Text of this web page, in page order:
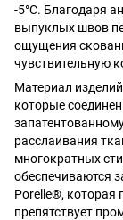
-5°C. Благодаря
выпуклых швов
ощущения
чувствительную
Материал
которые
расслаивания
многократных
обеспечиваются
Porelle®, которая
препятствует